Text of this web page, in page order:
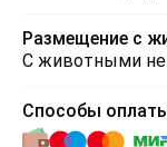
Размещение с
С животными
Способы